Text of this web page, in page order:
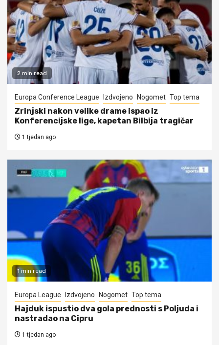
2 min read
Europa Conference League Izdvojeno Nogomet Top tema
Zrinjski nakon velike drame ispao iz
Konferencijske lige, kapetan Bilbija tragičar
1 tjedan ago
1 min read
Europa League Izdvojeno Nogomet Top tema
Hajduk ispustio dva gola prednosti s Poljuda i
nastradao na Cipru
1 tjedan ago